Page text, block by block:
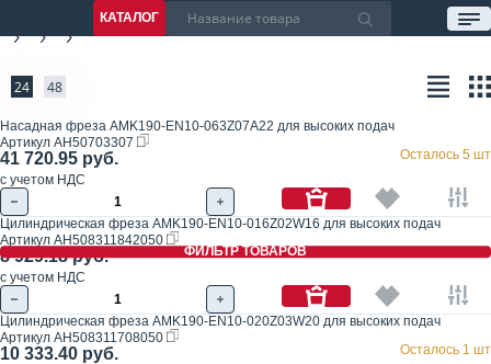
КАТАЛОГ
ФИЛЬТР ТОВАРОВ
24 48
Насадная фреза AMK190-EN10-063Z07A22 для высоких подач
Артикул AH50703307
41 720.95 руб.
с учетом НДС
Осталось 5 шт
Цилиндрическая фреза AMK190-EN10-016Z02W16 для высоких подач
Артикул AH508311842050
8 929.18 руб.
с учетом НДС
Осталось 4 шт
Цилиндрическая фреза AMK190-EN10-020Z03W20 для высоких подач
Артикул AH508311708050
10 333.40 руб. Осталось 1 шт